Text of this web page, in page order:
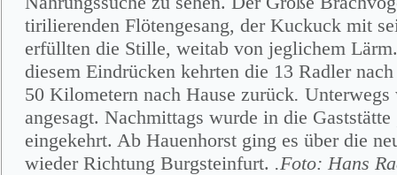
tirilierenden Flötengesang, der Kuckuck mit
erfüllten die Stille, weitab von jeglichem
diesem Eindrücken kehrten die 13 Radler
50 Kilometern nach Hause zurück.
angesagt. Nachmittags wurde in die
eingekehrt. Ab Hauenhorst ging es über die
wieder Richtung Burgsteinfurt. .Foto: Hans